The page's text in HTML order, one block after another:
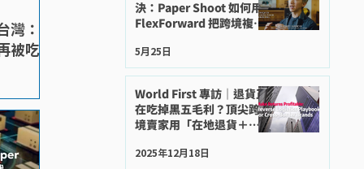
灣：
被吃
決：Paper Shoot 如何用
FlexForward 把跨境複雜
5月25日
World First 專訪｜退貨正
在吃掉黑五毛利？頂尖跨
境賣家用「在地退貨＋永
2025年12月18日